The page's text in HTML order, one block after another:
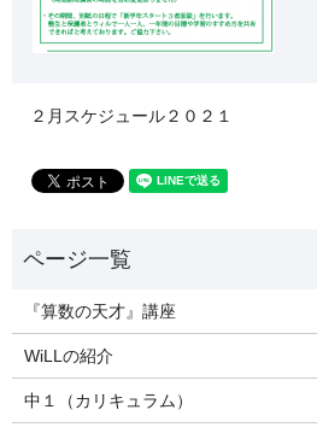
２月スケジュール２０２１
『算数の天才』講座
WiLLの紹介
中１（カリキュラム）